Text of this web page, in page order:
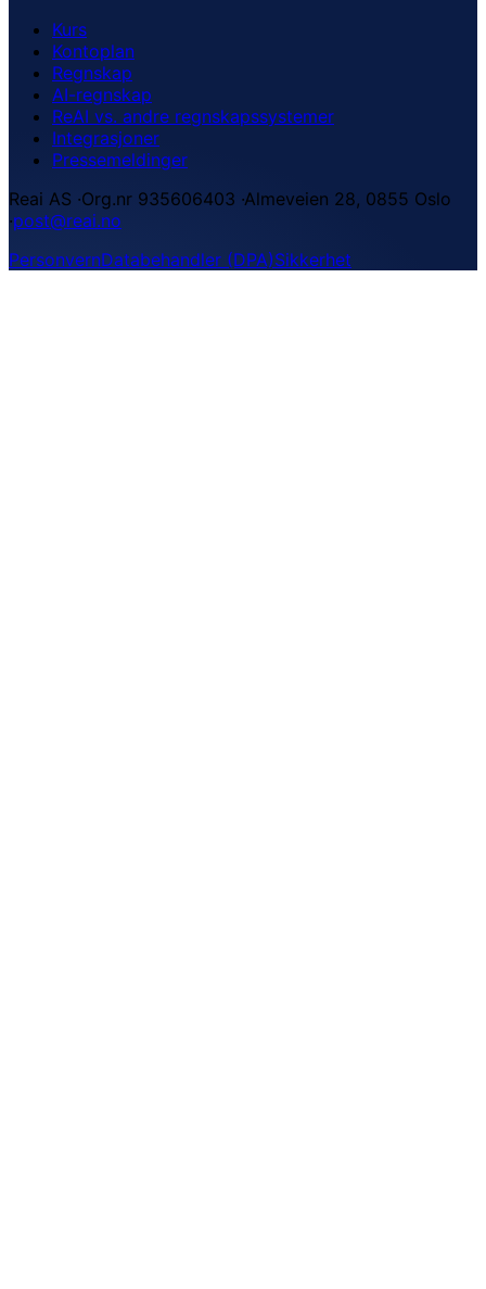
Kurs
Kontoplan
Regnskap
AI-regnskap
ReAI vs. andre regnskapssystemer
Integrasjoner
Pressemeldinger
Reai AS ·Org.nr 935606403 ·Almeveien 28, 0855 Oslo
·post@reai.no
PersonvernDatabehandler (DPA)Sikkerhet